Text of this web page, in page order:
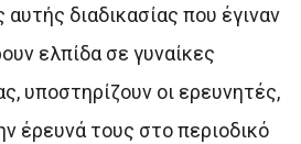
αυτής διαδικασίας που έγιναν
ελπίδα σε γυναίκες
υποστηρίζουν οι ερευνητές,
έρευνά τους στο περιοδικό